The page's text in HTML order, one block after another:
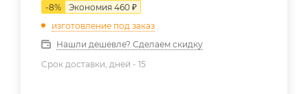
-8% Экономия 460 ₽
изготовление под заказ
Нашли дешевле? Сделаем скидку
Срок доставки, дней - 15